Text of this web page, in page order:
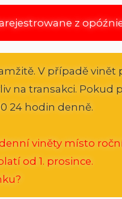
z
V případě vinět
na transakci. Pokud
24 hodin denně.
viněty místo
od 1. prosince.